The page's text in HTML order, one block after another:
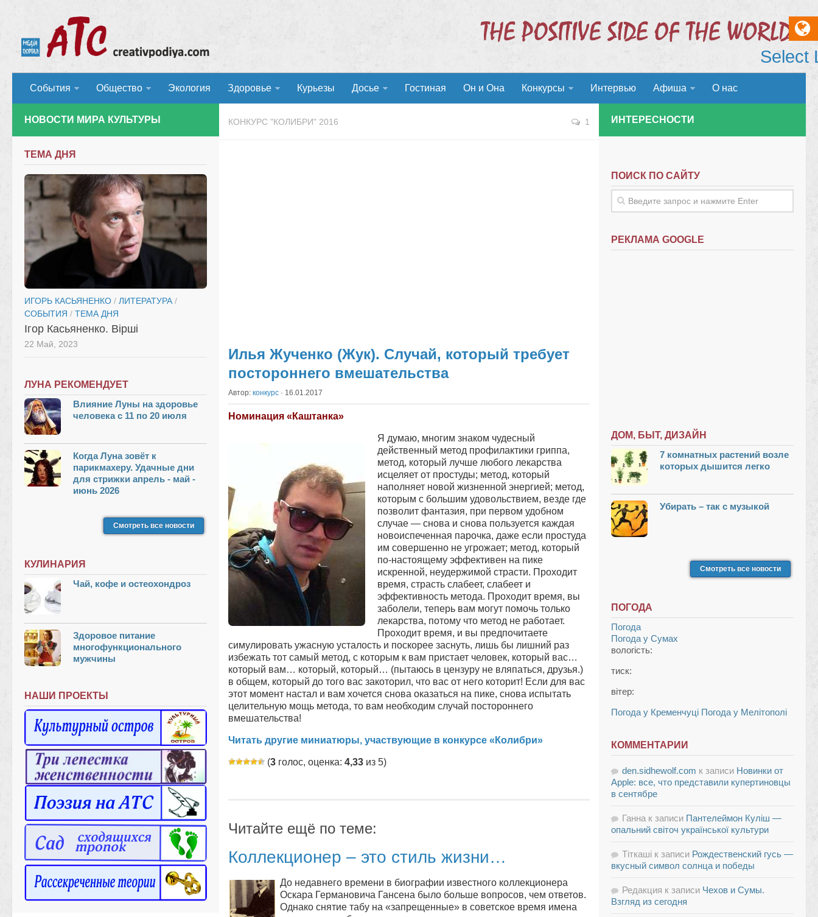
События Общество Экология Здоровье Курьезы Досье Гостиная Он и Она Конкурсы Интервью Афиша О нас
КОНКУРС "КОЛИБРИ" 2016 1
Илья Жученко (Жук). Случай, который требует
постороннего вмешательства
Автор: конкурс · 16.01.2017
Номинация «Каштанка»
Я думаю, многим знаком чудесный
действенный метод профилактики гриппа,
метод, который лучше любого лекарства
исцеляет от простуды; метод, который
наполняет новой жизненной энергией; метод,
которым с большим удовольствием, везде где
позволит фантазия, при первом удобном
случае — снова и снова пользуется каждая
новоиспеченная парочка, даже если простуда
им совершенно не угрожает; метод, который
по-настоящему эффективен на пике
искренной, неудержимой страсти. Проходит
время, страсть слабеет, слабеет и
эффективность метода. Проходит время, вы
заболели, теперь вам могут помочь только
лекарства, потому что метод не работает.
Проходит время, и вы предпочитаете
симулировать ужасную усталость и поскорее заснуть, лишь бы лишний раз
избежать тот самый метод, с которым к вам пристает человек, который вас…
который вам… который, который… (пытаюсь в цензуру не вляпаться, друзья.)
в общем, который до того вас закоторил, что вас от него которит! Если для вас
этот момент настал и вам хочется снова оказаться на пике, снова испытать
целительную мощь метода, то вам необходим случай постороннего
вмешательства!
Читать другие миниатюры, участвующие в конкурсе «Колибри»
(3 голос, оценка: 4,33 из 5)
Читайте ещё по теме:
Коллекционер – это стиль жизни…
До недавнего времени в биографии известного коллекционера
Оскара Германовича Гансена было больше вопросов, чем ответов.
Однако снятие табу на «запрещенные» в советское время имена
НОВОСТИ МИРА КУЛЬТУРЫ
ТЕМА ДНЯ
ИГОРЬ КАСЬЯНЕНКО / ЛИТЕРАТУРА /
СОБЫТИЯ / ТЕМА ДНЯ
Ігор Касьяненко. Вірші
22 Май, 2023
ЛУНА РЕКОМЕНДУЕТ
Влияние Луны на здоровье
человека с 11 по 20 июля
Когда Луна зовёт к
парикмахеру. Удачные дни
для стрижки апрель - май -
июнь 2026
Смотреть все новости
КУЛИНАРИЯ
Чай, кофе и остеохондроз
Здоровое питание
многофункционального
мужчины
НАШИ ПРОЕКТЫ
ИНТЕРЕСНОСТИ
ПОИСК ПО САЙТУ
РЕКЛАМА GOOGLE
ДОМ, БЫТ, ДИЗАЙН
7 комнатных растений возле
которых дышится легко
Убирать – так с музыкой
Смотреть все новости
ПОГОДА
Погода
Погода у Сумах
вологість:
тиск:
вітер:
Погода у Кременчуці Погода у Мелітополі
КОММЕНТАРИИ
den.sidhewolf.com к записи Новинки от
Apple: все, что представили купертиновцы
в сентябре
Ганна к записи Пантелеймон Куліш —
опальний світоч української культури
Тіткаші к записи Рождественский гусь —
вкусный символ солнца и победы
Редакция к записи Чехов и Сумы.
Взгляд из сегодня
Select